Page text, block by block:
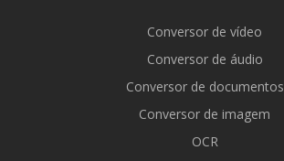
Conversor de vídeo
Conversor de áudio
Conversor de documentos
Conversor de imagem
OCR